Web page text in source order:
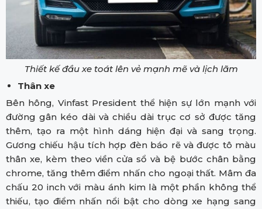
Thiết kế đầu xe toát lên vẻ mạnh mẽ và lịch lãm
Thân xe
Bên hông, Vinfast President thể hiện sự lớn mạnh với
đường gân kéo dài và chiều dài trục cơ sở được tăng
thêm, tạo ra một hình dáng hiện đại và sang trọng.
Gương chiếu hậu tích hợp đèn báo rẽ và được tô màu
thân xe, kèm theo viền cửa sổ và bệ bước chân bằng
chrome, tăng thêm điểm nhấn cho ngoại thất. Mâm đa
chấu 20 inch với màu ánh kim là một phần không thể
thiếu, tạo điểm nhấn nổi bật cho dòng xe hạng sang